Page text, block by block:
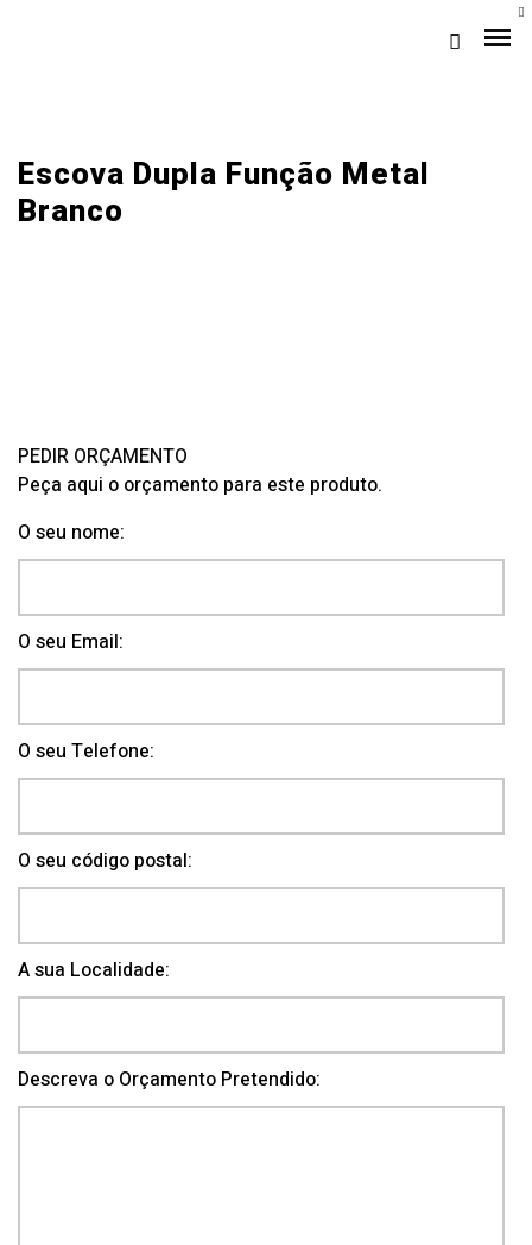
Assistência
Pós-venda
Escova Dupla Função Metal
Branco
PEDIR ORÇAMENTO
Peça aqui o orçamento para este produto.
O seu nome:
O seu Email:
O seu Telefone:
O seu código postal:
A sua Localidade:
Descreva o Orçamento Pretendido: